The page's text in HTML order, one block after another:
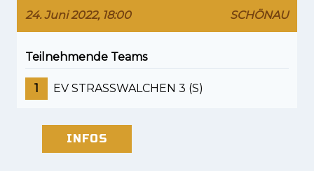
24. Juni 2022, 18:00 SCHÖNAU
Teilnehmende Teams
1 EV STRASSWALCHEN 3 (S)
INFOS